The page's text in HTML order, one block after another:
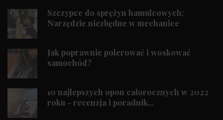
Szczypce do sprężyn hamulcowych:
Narzędzie niezbędne w mechanice
Jak poprawnie polerować i woskować
samochód?
10 najlepszych opon całorocznych w 2022
roku - recenzja i poradnik...